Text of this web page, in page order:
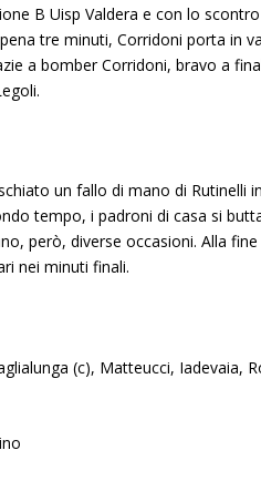
B Uisp Valdera e con lo
tre minuti, Corridoni porta in
a bomber Corridoni, bravo a
un fallo di mano di Rutinelli
tempo, i padroni di casa si
però, diverse occasioni. Alla
nei minuti finali.
(c), Matteucci, Iadevaia,